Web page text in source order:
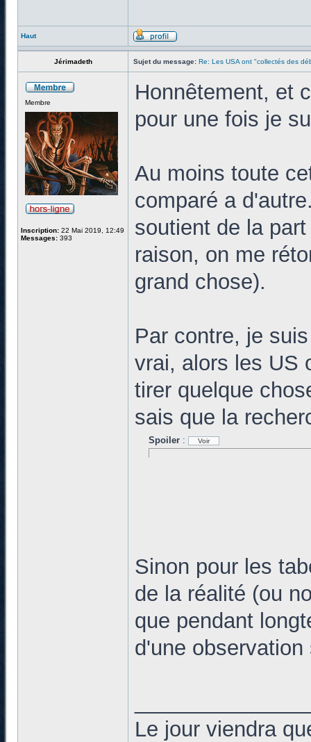
Haut
Jérimadeth Sujet du message: Re: Les USA ont "collectés des
Membre
Inscription: 22 Mai 2019, 12:49
Messages: 393
Honnêtement, et
pour une fois je
Au moins toute
comparé a
soutient de la
raison, on me
grand chose).
Par contre, je
vrai, alors les US
tirer quelque
sais que la
Spoiler :
Sinon pour les
de la réalité (ou
que pendant
d'une
Le jour viendra